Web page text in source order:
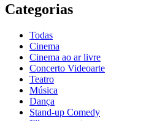
Categorias
Todas
Cinema
Cinema ao ar livre
Concerto Videoarte
Teatro
Música
Dança
Stand-up Comedy